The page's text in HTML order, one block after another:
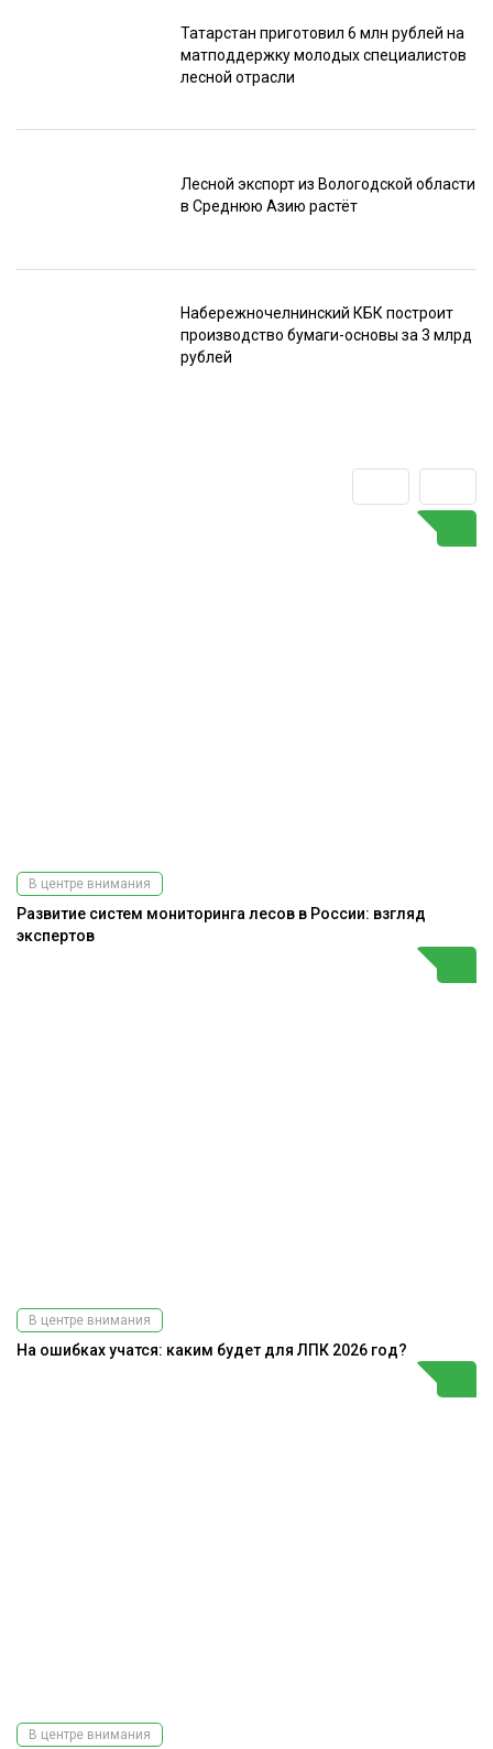
Татарстан приготовил 6 млн рублей на
матподдержку молодых специалистов
лесной отрасли
Лесной экспорт из Вологодской области
в Среднюю Азию растёт
Набережночелнинский КБК построит
производство бумаги-основы за 3 млрд
рублей
В центре внимания
Развитие систем мониторинга лесов в России: взгляд
экспертов
В центре внимания
На ошибках учатся: каким будет для ЛПК 2026 год?
В центре внимания